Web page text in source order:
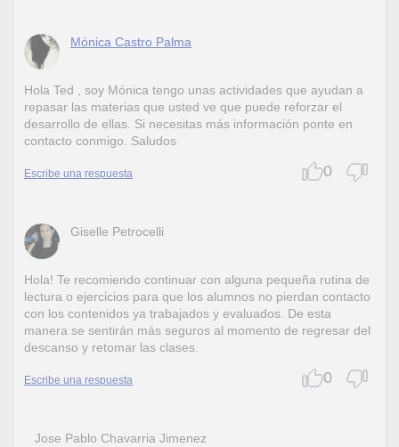
Mónica Castro Palma
Hola Ted , soy Mónica tengo unas actividades que ayudan a
repasar las materias que usted ve que puede reforzar el
desarrollo de ellas. Si necesitas más información ponte en
contacto conmigo. Saludos
Escribe una respuesta 0
Giselle Petrocelli
Hola! Te recomiendo continuar con alguna pequeña rutina de
lectura o ejercicios para que los alumnos no pierdan contacto
con los contenidos ya trabajados y evaluados. De esta
manera se sentirán más seguros al momento de regresar del
descanso y retomar las clases.
Escribe una respuesta 0
Jose Pablo Chavarria Jimenez